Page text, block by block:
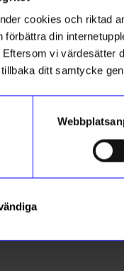
cookies och riktad
förbättra din
vi värdesätter
ditt samtycke
Silver 17,5 mm
kr
tack får du
första köp.